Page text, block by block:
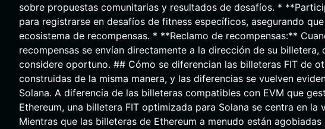
sobre propuestas comunitarias y resultados de desafíos. *
para registrarse en desafíos de fitness específicos, asegurando
ecosistema de recompensas. * **Reclamo de recompensas:**
recompensas se envían directamente a la dirección de su
considere oportuno. ## Cómo se diferencian las billeteras FIT de
construidas de la misma manera, y las diferencias se vuelven
Solana. A diferencia de las billeteras compatibles con EVM que
Ethereum, una billetera FIT optimizada para Solana se centra en
Mientras que las billeteras de Ethereum a menudo están